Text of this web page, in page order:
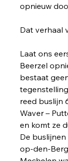
opnieuw
Dat verhaal
Laat ons
Beerzel
bestaat
reed buslijn
Waver –
en komt ze
De
op-den-